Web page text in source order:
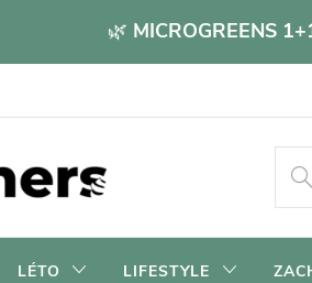
🌿 MICROGREENS
LÉTO LIFESTYLE